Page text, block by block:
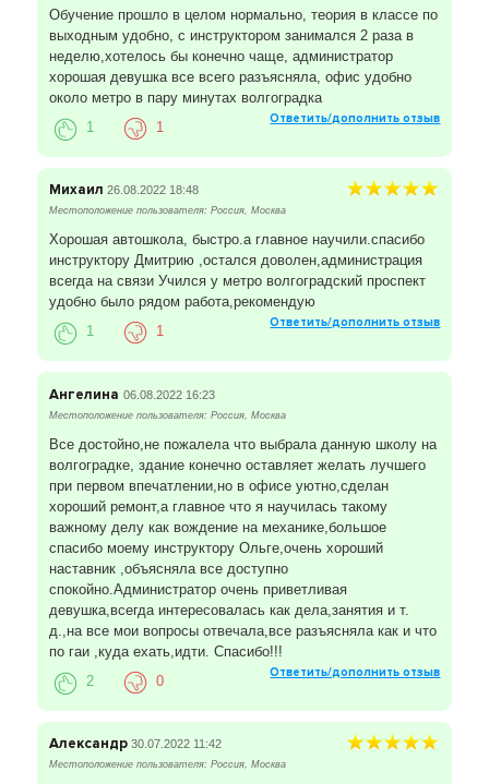
Обучение прошло в целом нормально, теория в классе по
выходным удобно, с инструктором занимался 2 раза в
неделю,хотелось бы конечно чаще, администратор
хорошая девушка все всего разъясняла, офис удобно
около метро в пару минутах волгоградка
Ответить/дополнить отзыв
1 1
Михаил 26.08.2022 18:48
Местоположение пользователя: Россия, Москва
Хорошая автошкола, быстро.а главное научили.спасибо
инструктору Дмитрию ,остался доволен,администрация
всегда на связи Учился у метро волгоградский проспект
удобно было рядом работа,рекомендую
Ответить/дополнить отзыв
1 1
Ангелина 06.08.2022 16:23
Местоположение пользователя: Россия, Москва
Все достойно,не пожалела что выбрала данную школу на
волгоградке, здание конечно оставляет желать лучшего
при первом впечатлении,но в офисе уютно,сделан
хороший ремонт,а главное что я научилась такому
важному делу как вождение на механике,большое
спасибо моему инструктору Ольге,очень хороший
наставник ,объясняла все доступно
спокойно.Администратор очень приветливая
девушка,всегда интересовалась как дела,занятия и т.
д.,на все мои вопросы отвечала,все разъясняла как и что
по гаи ,куда ехать,идти. Спасибо!!!
Ответить/дополнить отзыв
2 0
Александр 30.07.2022 11:42
Местоположение пользователя: Россия, Москва